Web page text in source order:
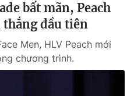
bất mãn, Peach
đầu tiên
Men, HLV Peach mới
chương trình.